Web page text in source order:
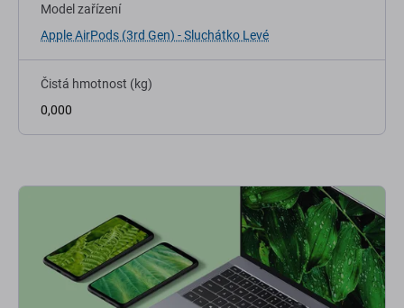
Model zařízení
Apple AirPods (3rd Gen) - Sluchátko Levé
Čistá hmotnost (kg)
0,000